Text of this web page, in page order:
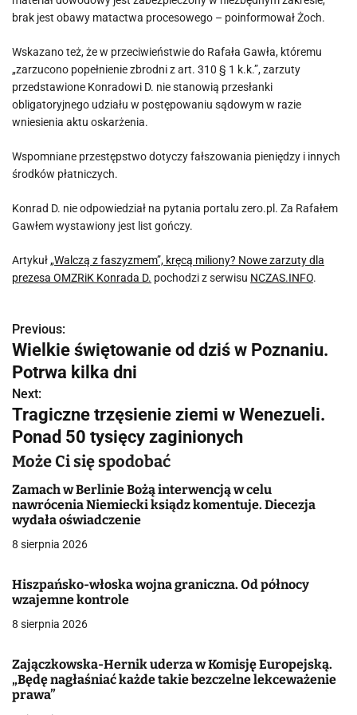
brak jest obawy matactwa procesowego – poinformował Żoch.
Wskazano też, że w przeciwieństwie do Rafała Gawła, któremu
„zarzucono popełnienie zbrodni z art. 310 § 1 k.k.”, zarzuty
przedstawione Konradowi D. nie stanowią przesłanki
obligatoryjnego udziału w postępowaniu sądowym w razie
wniesienia aktu oskarżenia.
Wspomniane przestępstwo dotyczy fałszowania pieniędzy i innych
środków płatniczych.
Konrad D. nie odpowiedział na pytania portalu zero.pl. Za Rafałem
Gawłem wystawiony jest list gończy.
Artykuł„Walczą z faszyzmem”, kręcą miliony? Nowe zarzuty dla
prezesa OMZRiK Konrada D. pochodzi z serwisu NCZAS.INFO.
N
a
w
i
g
a
c
j
a
w
i
s
Previous:
Wielkie świętowanie od dziś w Poznaniu.
Potrwa kilka dni
Next:
Tragiczne trzęsienie ziemi w Wenezueli.
Ponad 50 tysięcy zaginionych
Może Ci się spodobać
Zamach w Berlinie Bożą interwencją w celu
nawrócenia Niemiecki ksiądz komentuje. Diecezja
wydała oświadczenie
8 sierpnia 2026
Hiszpańsko-włoska wojna graniczna. Od północy
wzajemne kontrole
8 sierpnia 2026
Zajączkowska-Hernik uderza w Komisję Europejską.
„Będę nagłaśniać każde takie bezczelne lekceważenie
prawa”